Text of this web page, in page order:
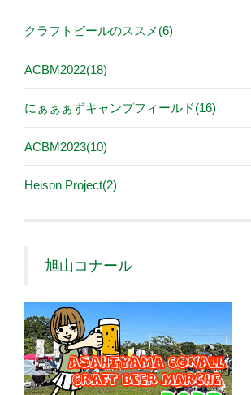
クラフトビールのススメ(6)
ACBM2022(18)
にぁぁぁずキャンプフィールド(16)
ACBM2023(10)
Heison Project(2)
旭山コナール